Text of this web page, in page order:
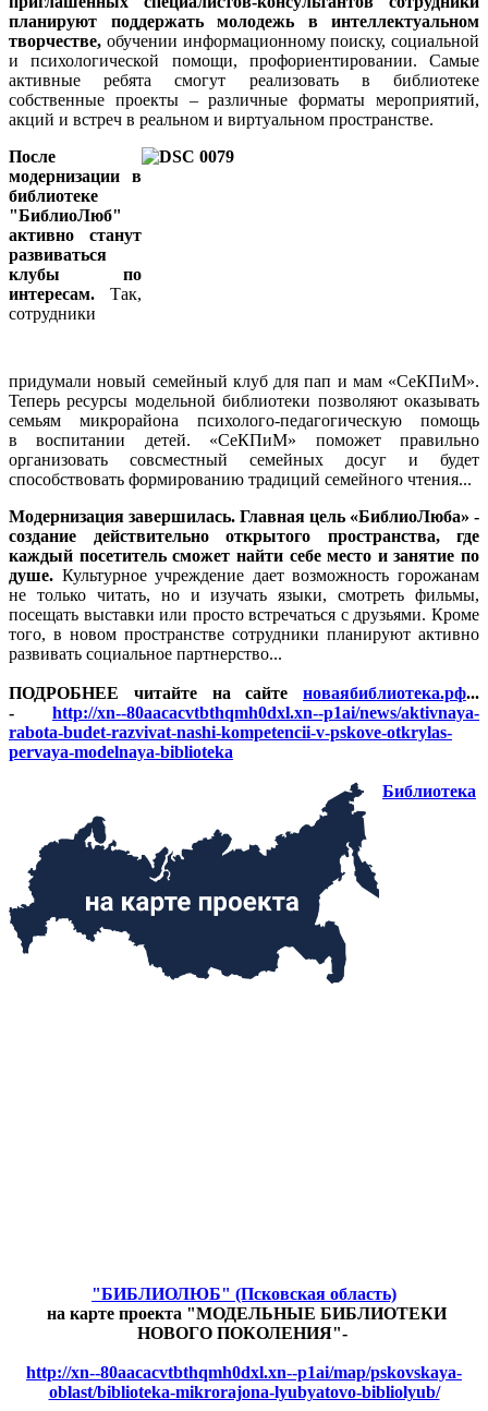
планируют поддержать молодежь в интеллектуальном
творчестве, обучении информационному поиску, социальной
и психологической помощи, профориентировании. Самые
активные ребята смогут реализовать в библиотеке
собственные проекты – различные форматы мероприятий,
акций и встреч в реальном и виртуальном пространстве.
После
модернизации в
библиотеке
"БиблиоЛюб"
активно станут
развиваться
клубы по
интересам. Так,
сотрудники
придумали новый семейный клуб для пап и мам «СеКПиМ».
Теперь ресурсы модельной библиотеки позволяют оказывать
семьям микрорайона психолого-педагогическую помощь
в воспитании детей. «СеКПиМ» поможет правильно
организовать совсместный семейных досуг и будет
способствовать формированию традиций семейного чтения...
Модернизация завершилась. Главная цель «БиблиоЛюба» -
создание действительно открытого пространства, где
каждый посетитель сможет найти себе место и занятие по
душе. Культурное учреждение дает возможность горожанам
не только читать, но и изучать языки, смотреть фильмы,
посещать выставки или просто встречаться с друзьями. Кроме
того, в новом пространстве сотрудники планируют активно
развивать социальное партнерство...
ПОДРОБНЕЕ читайте на сайте новаябиблиотека.рф...
- http://xn--80aacacvtbthqmh0dxl.xn--p1ai/news/aktivnaya-
rabota-budet-razvivat-nashi-kompetencii-v-pskove-otkrylas-
pervaya-modelnaya-biblioteka
Библиотека
"БИБЛИОЛЮБ" (Псковская область)
на карте проекта "МОДЕЛЬНЫЕ БИБЛИОТЕКИ
НОВОГО ПОКОЛЕНИЯ"-
http://xn--80aacacvtbthqmh0dxl.xn--p1ai/map/pskovskaya-
oblast/biblioteka-mikrorajona-lyubyatovo-bibliolyub/